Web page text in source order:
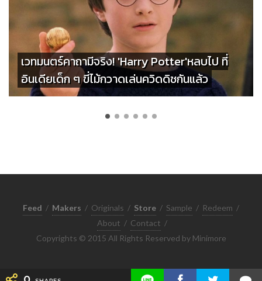
เวทมนตร์คาถามีจริง! 'Harry Potter'หลบไป ที่
อินเดียเด็ก ๆ ขี่ไม้กวาดเล่นควิดดิชกันแล้ว
Feed / Makers / Originals / Store / Sample / Redeem /
About / Contact /
Copyrights © 2015 All Rights Reserved by Minimore